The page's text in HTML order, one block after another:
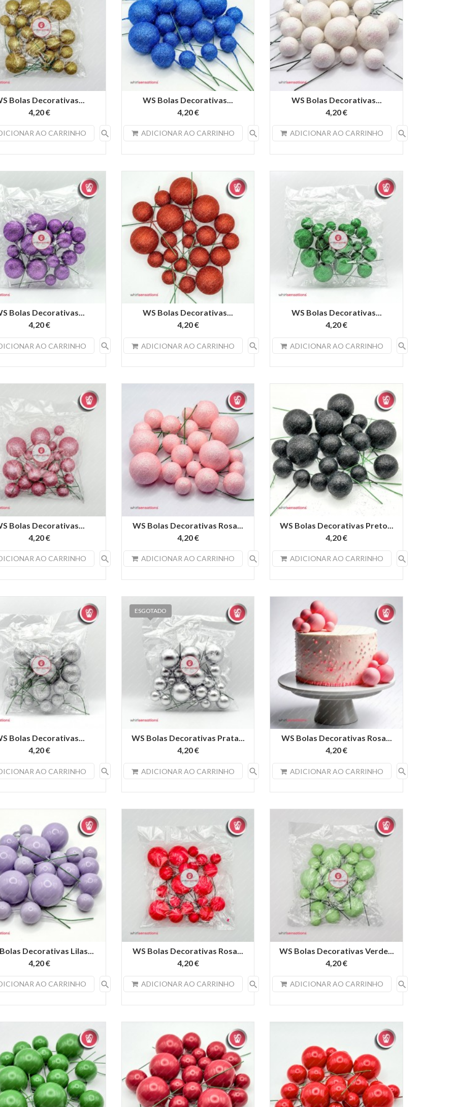
Bolas Decorativas...
4,20 €
AO CARRINHO search
WS Bolas Decorativas...
4,20 €
ADICIONAR AO CARRINHO search
WS Bolas Decorativas...
4,20 €
ADICIONAR AO CARRINHO search
Bolas Decorativas...
4,20 €
AO CARRINHO search
WS Bolas Decorativas...
4,20 €
ADICIONAR AO CARRINHO search
WS Bolas Decorativas...
4,20 €
ADICIONAR AO CARRINHO search
Bolas Decorativas...
4,20 €
AO CARRINHO search
WS Bolas Decorativas Rosa...
4,20 €
ADICIONAR AO CARRINHO search
WS Bolas Decorativas Preto...
4,20 €
ADICIONAR AO CARRINHO search
Bolas Decorativas...
4,20 €
AO CARRINHO search
WS Bolas Decorativas Prata...
4,20 €
ADICIONAR AO CARRINHO search
ESGOTADO
WS Bolas Decorativas Rosa...
4,20 €
ADICIONAR AO CARRINHO search
Decorativas Lilas...
4,20 €
AO CARRINHO search
WS Bolas Decorativas Rosa...
4,20 €
ADICIONAR AO CARRINHO search
WS Bolas Decorativas Verde...
4,20 €
ADICIONAR AO CARRINHO search